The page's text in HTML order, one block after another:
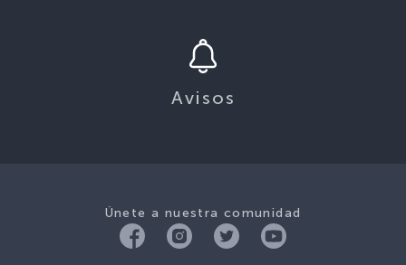
Avisos
Únete a nuestra comunidad